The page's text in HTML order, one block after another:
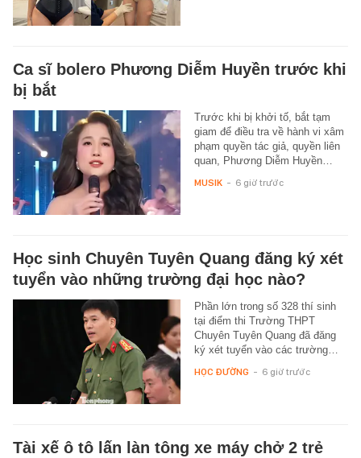
Ca sĩ bolero Phương Diễm Huyền trước khi
bị bắt
Trước khi bị khởi tố, bắt tạm
giam để điều tra về hành vi xâm
phạm quyền tác giả, quyền liên
quan, Phương Diễm Huyền…
MUSIK - 6 giờ trước
Học sinh Chuyên Tuyên Quang đăng ký xét
tuyển vào những trường đại học nào?
Phần lớn trong số 328 thí sinh
tại điểm thi Trường THPT
Chuyên Tuyên Quang đã đăng
ký xét tuyển vào các trường…
HỌC ĐƯỜNG - 6 giờ trước
Tài xế ô tô lấn làn tông xe máy chở 2 trẻ